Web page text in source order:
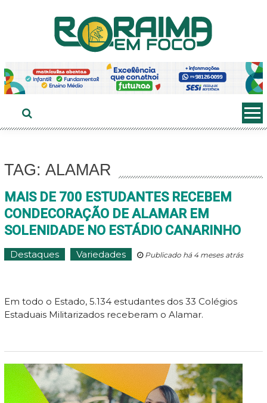
TAG: ALAMAR
MAIS DE 700 ESTUDANTES RECEBEM
CONDECORAÇÃO DE ALAMAR EM
SOLENIDADE NO ESTÁDIO CANARINHO
Destaques Variedades Publicado há 4 meses atrás
Em todo o Estado, 5.134 estudantes dos 33 Colégios
Estaduais Militarizados receberam o Alamar.